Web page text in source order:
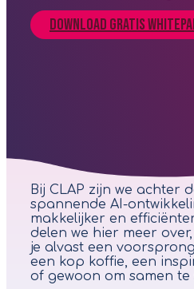
Download gratis
Bij CLAP zijn we achter
spannende AI-
makkelijker en
delen we hier meer
je alvast een
een kop koffie, een
of gewoon om samen